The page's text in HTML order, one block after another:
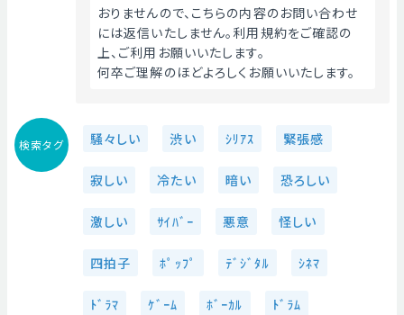
おりませんので、こちらの内容のお問い合わせ
には返信いたしません。利用規約をご確認の
上、ご利用お願いいたします。
何卒ご理解のほどよろしくお願いいたします。
検索タグ 騒々しい 渋い ｼﾘｱｽ 緊張感
寂しい 冷たい 暗い 恐ろしい
激しい ｻｲﾊﾞｰ 悪意 怪しい
四拍子 ﾎﾟｯﾌﾟ ﾃﾞｼﾞﾀﾙ ｼﾈﾏ
ﾄﾞﾗﾏ ｹﾞｰﾑ ﾎﾞｰｶﾙ ﾄﾞﾗﾑ